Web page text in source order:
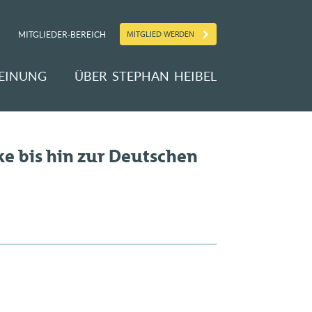
MITGLIEDER-BEREICH MITGLIED WERDEN
ÜBER STEPHAN HEIBEL
bis hin zur Deutschen